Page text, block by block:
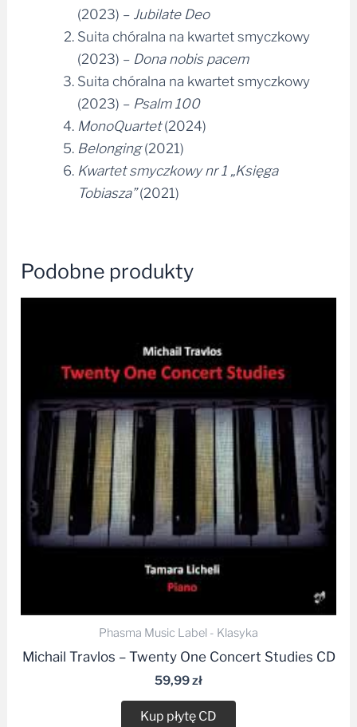
(2023) – Jubilate Deo
Suita chóralna na kwartet smyczkowy
(2023) – Dona nobis pacem
Suita chóralna na kwartet smyczkowy
(2023) – Psalm 100
MonoQuartet(2024)
Belonging(2021)
Kwartet smyczkowy nr 1 „Księga
Tobiasza”(2021)
Podobne produkty
Phasma Music Label - Klasyka
Michail Travlos – Twenty One Concert Studies CD
59,99zł
Kup płytę CD